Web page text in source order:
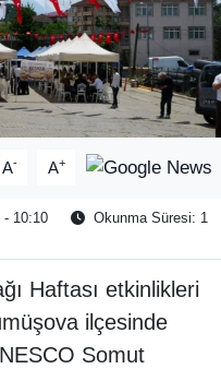
A- A+
- 10:10
Okunma Süresi: 1
Haftası etkinlikleri
ilçesinde
Somut